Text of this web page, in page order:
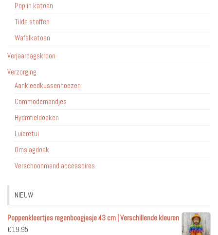
Poplin katoen
Tilda stoffen
Wafelkatoen
Verjaardagskroon
Verzorging
Aankleedkussenhoezen
Commodemandjes
Hydrofieldoeken
Luieretui
Omslagdoek
Verschoonmand accessoires
NIEUW
Poppenkleertjes regenboogjasje 43 cm | Verschillende kleuren
€19.95